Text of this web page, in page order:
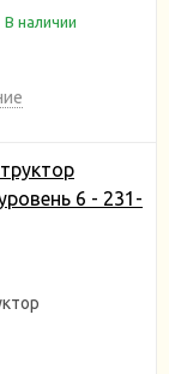
В наличии
6 - 231-